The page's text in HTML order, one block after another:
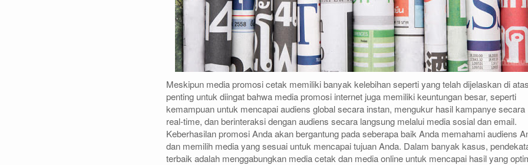
Meskipun media promosi cetak memiliki banyak kelebihan seperti yang telah dijelaskan di
penting untuk diingat bahwa media promosi internet juga memiliki keuntungan besar, seperti
kemampuan untuk mencapai audiens global secara instan, mengukur hasil kampanye secara
real-time, dan berinteraksi dengan audiens secara langsung melalui media sosial dan email.
Keberhasilan promosi Anda akan bergantung pada seberapa baik Anda memahami audiens
dan memilih media yang sesuai untuk mencapai tujuan Anda. Dalam banyak kasus,
terbaik adalah menggabungkan media cetak dan media online untuk mencapai hasil yang